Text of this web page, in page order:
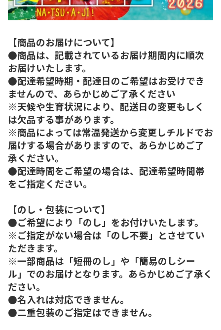
【商品のお届けについて】
●商品は、記載されているお届け期間内に順次
お届けいたします。
●配達希望時期・配達日のご希望はお受けでき
ませんので、あらかじめご了承ください
※天候や生育状況により、配送日の変更もしく
は欠品する事があります。
※商品によっては常温発送から変更しチルドでお
届けする場合がありますので、あらかじめご了
承ください。
●配達時間をご希望の場合は、配達希望時間帯
をご指定ください。
【のし・包装について】
●ご希望により「のし」をお付けいたします。
※ご指定がない場合は「のし不要」とさせてい
ただきます。
※一部商品は「短冊のし」や「簡易のしシー
ル」でのお届けとなります。あらかじめご了承く
ださい。
●名入れは対応できません。
●二重包装のご指定はできません。